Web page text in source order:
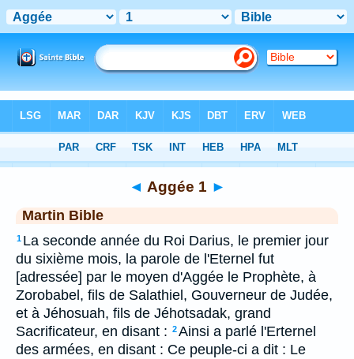
> Aggée 1
◄ Aggée 1 ►
Martin Bible
1 La seconde année du Roi Darius, le premier jour
du sixième mois, la parole de l'Eternel fut
[adressée] par le moyen d'Aggée le Prophète, à
Zorobabel, fils de Salathiel, Gouverneur de Judée,
et à Jéhosuah, fils de Jéhotsadak, grand
Sacrificateur, en disant : 2Ainsi a parlé l'Erternel
des armées, en disant : Ce peuple-ci a dit : Le